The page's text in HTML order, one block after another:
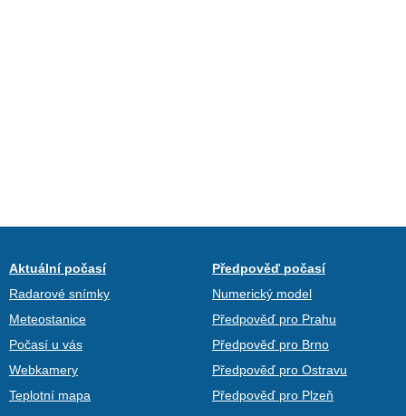
Aktuální počasí
Radarové snímky
Meteostanice
Počasí u vás
Webkamery
Teplotní mapa
Předpověď počasí
Numerický model
Předpověď pro Prahu
Předpověď pro Brno
Předpověď pro Ostravu
Předpověď pro Plzeň